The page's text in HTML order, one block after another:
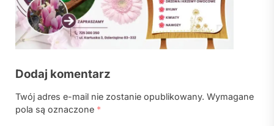
Dodaj komentarz
Twój adres e-mail nie zostanie opublikowany. Wymagane
pola są oznaczone *